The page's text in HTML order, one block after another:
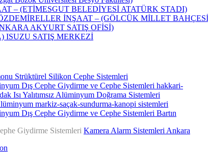
– (ETİMESGUT BELEDİYESİ ATATÜRK STADI)
İNŞAAT – (GÖLCÜK MİLLET
AKYURT SATIŞ OFİSİ)
ISUZU SATIŞ MERKEZİ
Strüktürel Silikon Cephe Sistemleri
Dış Cephe Giydirme ve Cephe Sistemleri hakkari-
Isı Yalıtımsız Alüminyum Doğrama Sistemleri
markiz-saçak-sundurma-kanopi sistemleri
Dış Cephe Giydirme ve Cephe Sistemleri Bartın
Giydirme Sistemleri Kamera Alarm Sistemleri Ankara